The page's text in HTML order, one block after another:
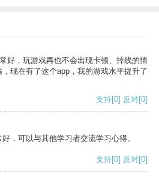
好，玩游戏再也不会出现卡顿、掉线的情
现在有了这个app，我的游戏水平提升了
支持[0] 反对[0]
，可以与其他学习者交流学习心得。
支持[0] 反对[0]